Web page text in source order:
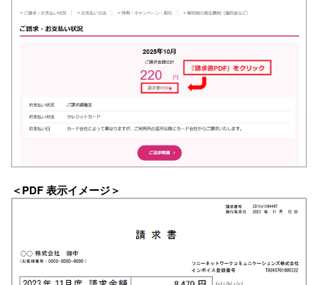
＜PDF 表示イメージ＞